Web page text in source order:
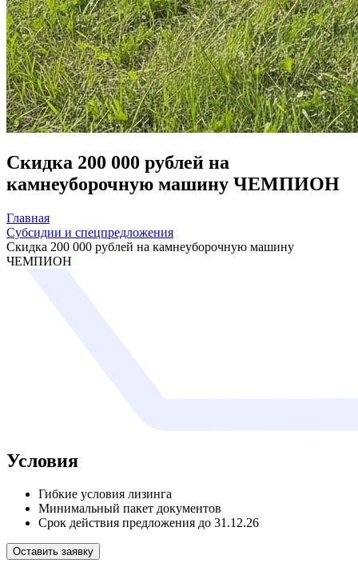
Скидка 200 000 рублей на
камнеуборочную машину ЧЕМПИОН
Главная
Субсидии и спецпредложения
Скидка 200 000 рублей на камнеуборочную машину
ЧЕМПИОН
Условия
Гибкие условия лизинга
Минимальный пакет документов
Срок действия предложения до 31.12.26
Оставить заявку